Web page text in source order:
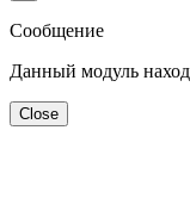
Сообщение
Данный модуль
Close